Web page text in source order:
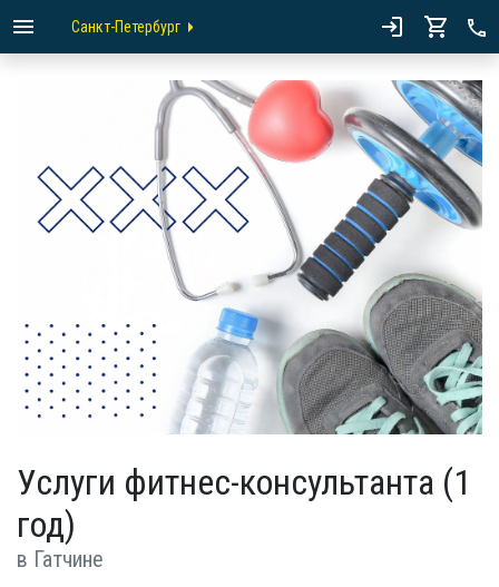
Санкт-Петербург
Услуги фитнес-консультанта (1
год)
в Гатчине